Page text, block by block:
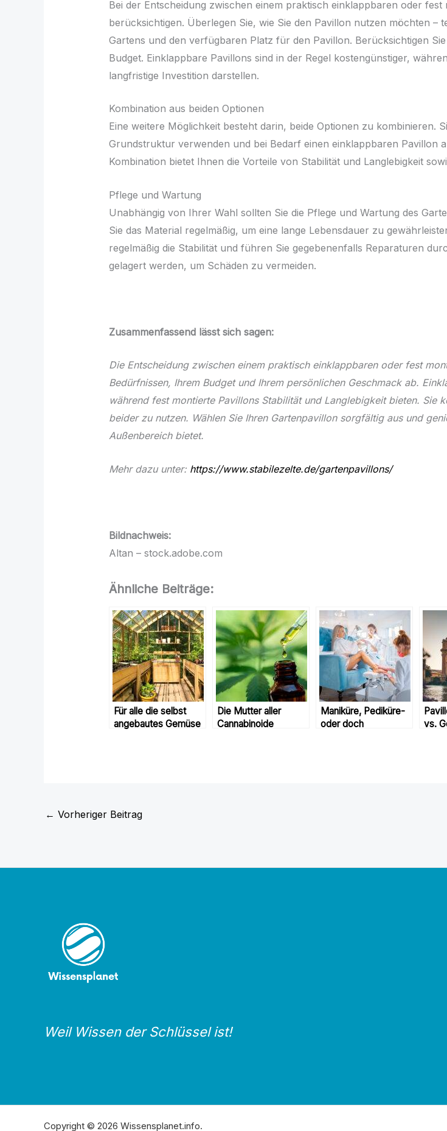
Bei der Entscheidung zwischen einem praktisch einklappbaren oder
berücksichtigen. Überlegen Sie, wie Sie den Pavillon nutzen möchten
Gartens und den verfügbaren Platz für den Pavillon. Berücksichtigen
Budget. Einklappbare Pavillons sind in der Regel kostengünstiger,
langfristige Investition darstellen.
Kombination aus beiden Optionen
Eine weitere Möglichkeit besteht darin, beide Optionen zu kombinieren.
Grundstruktur verwenden und bei Bedarf einen einklappbaren Pavillon
Kombination bietet Ihnen die Vorteile von Stabilität und Langlebigkeit
Pflege und Wartung
Unabhängig von Ihrer Wahl sollten Sie die Pflege und Wartung des
Sie das Material regelmäßig, um eine lange Lebensdauer zu
regelmäßig die Stabilität und führen Sie gegebenenfalls Reparaturen
gelagert werden, um Schäden zu vermeiden.
Zusammenfassend lässt sich sagen:
Die Entscheidung zwischen einem praktisch einklappbaren oder fest
Bedürfnissen, Ihrem Budget und Ihrem persönlichen Geschmack ab.
während fest montierte Pavillons Stabilität und Langlebigkeit bieten. Sie
beider zu nutzen. Wählen Sie Ihren Gartenpavillon sorgfältig aus und
Außenbereich bietet.
Mehr dazu unter: https://www.stabilezelte.de/gartenpavillons/
Bildnachweis:
Altan – stock.adobe.com
Ähnliche Beiträge:
Für alle die selbst
angebautes Gemüse
Die Mutter aller
Cannabinoide
Maniküre, Pediküre-
oder doch
vs.
← Vorheriger Beitrag
Weil Wissen der Schlüssel ist!
Copyright © 2026 Wissensplanet.info.